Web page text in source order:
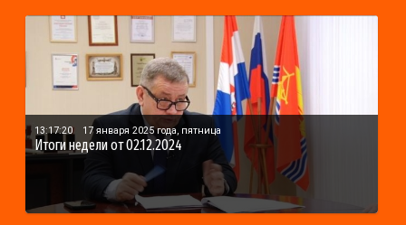
13:17:20 17 января 2025 года, пятница
Итоги недели от 02.12.2024